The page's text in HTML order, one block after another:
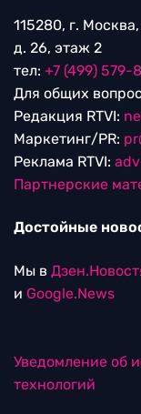
115280, г.
д. 26, этаж 2
тел: +7 (499) 579-
Для общих
Редакция RTVI:
Маркетинг/PR:
Реклама RTVI:
Партнерские
Достойные
Мы в
и Google.News
Уведомление об
технологий